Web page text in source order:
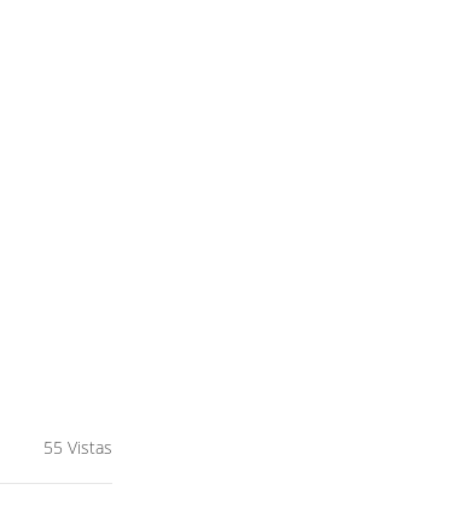
55 Vistas